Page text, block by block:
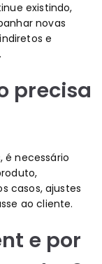
existindo,
novas
e
precisa
é necessário
casos, ajustes
ao cliente.
e por